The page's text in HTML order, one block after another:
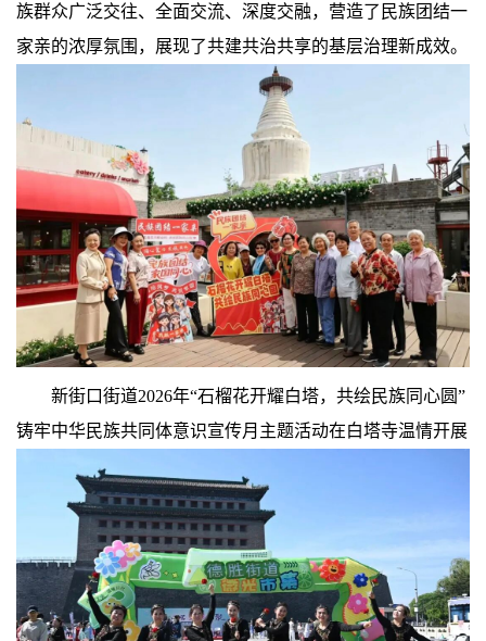
族群众广泛交往、全面交流、深度交融，营造了民族团结一
家亲的浓厚氛围，展现了共建共治共享的基层治理新成效。
新街口街道2026年“石榴花开耀白塔，共绘民族同心圆”
铸牢中华民族共同体意识宣传月主题活动在白塔寺温情开展